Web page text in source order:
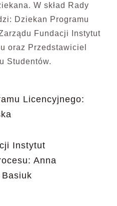
W skład Rady
Dziekan Programu
Fundacji Instytut
oraz Przedstawiciel
Studentów.
Licencyjnego:
Instytut
Anna